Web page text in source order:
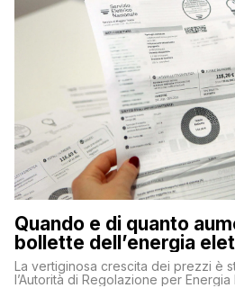
Quando e di quanto
bollette dell’energia
La vertiginosa crescita dei prezzi è
l’Autorità di Regolazione per